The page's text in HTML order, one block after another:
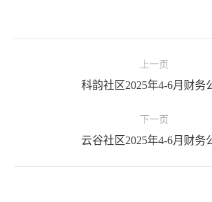
上一页
上
文
章：
科韵社区2025年4-6月财务
下一页
下
云谷社区2025年4-6月财务